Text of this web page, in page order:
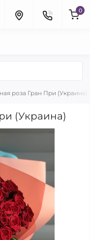
0
роза Гран При (Украина)
(Украина)